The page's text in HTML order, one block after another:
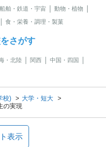
舶・鉄道・宇宙
動物・植物
食・栄養・調理・製菓
さがす
・北陸 関西
中国・四国
校)
大学・短大
の実現
表示